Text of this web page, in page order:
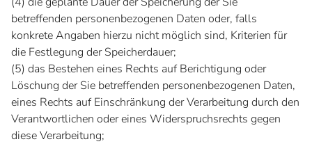
betreffenden personenbezogenen Daten oder, falls
konkrete Angaben hierzu nicht möglich sind, Kriterien für
die Festlegung der Speicherdauer;
(5) das Bestehen eines Rechts auf Berichtigung oder
Löschung der Sie betreffenden personenbezogenen Daten,
eines Rechts auf Einschränkung der Verarbeitung durch den
Verantwortlichen oder eines Widerspruchsrechts gegen
diese Verarbeitung;